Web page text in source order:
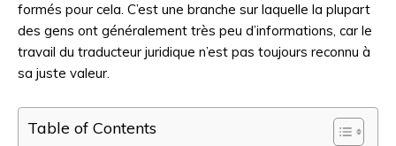
formés pour cela. C’est une branche sur laquelle la plupart
des gens ont généralement très peu d’informations, car le
travail du traducteur juridique n’est pas toujours reconnu à
sa juste valeur.
Table of Contents